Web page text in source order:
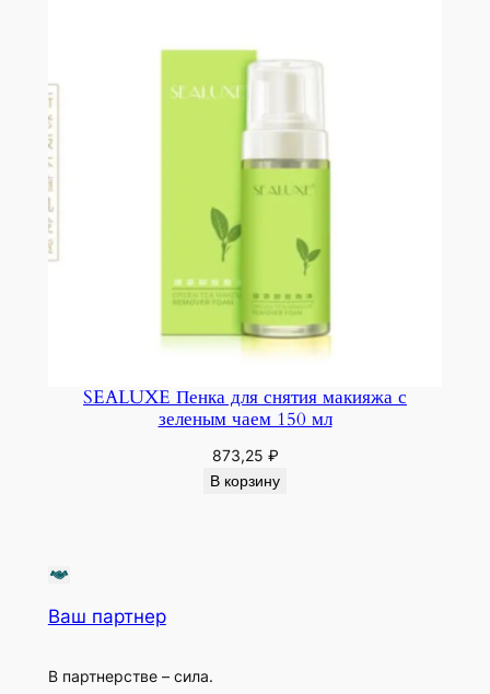
SEALUXE Пенка для снятия макияжа с
зеленым чаем 150 мл
873,25 ₽
В корзину
Ваш партнер
В партнерстве – сила.